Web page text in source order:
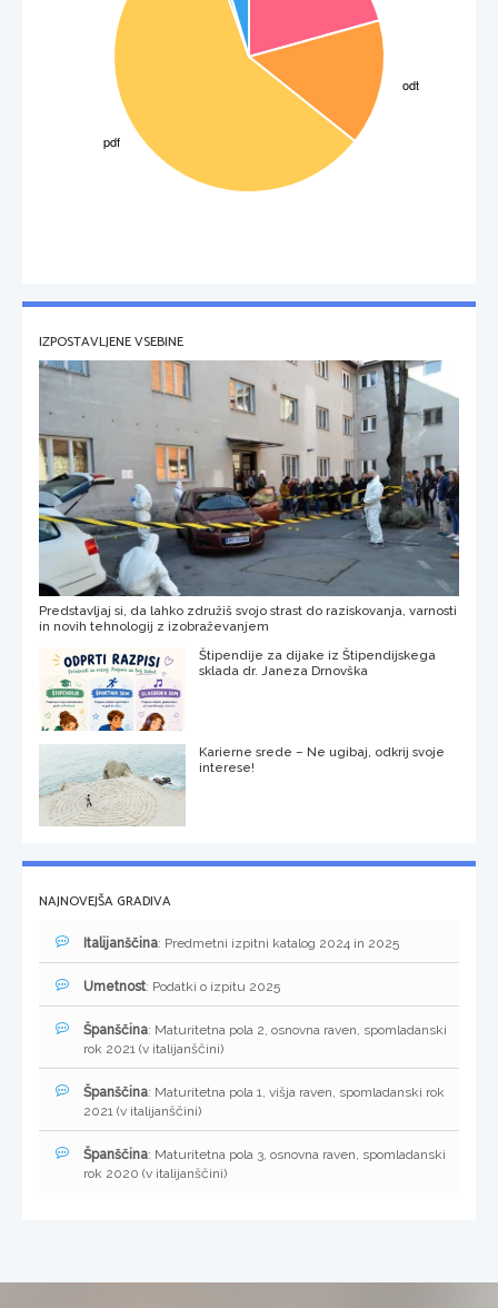
IZPOSTAVLJENE VSEBINE
Predstavljaj si, da lahko združiš svojo strast do raziskovanja, varnosti
in novih tehnologij z izobraževanjem
Štipendije za dijake iz Štipendijskega
sklada dr. Janeza Drnovška
Karierne srede – Ne ugibaj, odkrij svoje
interese!
NAJNOVEJŠA GRADIVA
Italijanščina: Predmetni izpitni katalog 2024 in 2025
Umetnost: Podatki o izpitu 2025
Španščina: Maturitetna pola 2, osnovna raven, spomladanski
rok 2021 (v italijanščini)
Španščina: Maturitetna pola 1, višja raven, spomladanski rok
2021 (v italijanščini)
Španščina: Maturitetna pola 3, osnovna raven, spomladanski
rok 2020 (v italijanščini)